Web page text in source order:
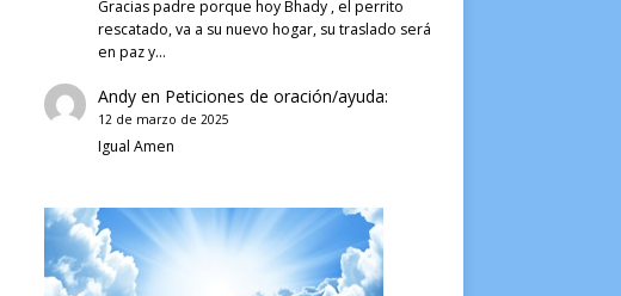
Gracias padre porque hoy Bhady , el perrito
rescatado, va a su nuevo hogar, su traslado será
en paz y…
Andy en Peticiones de oración/ayuda:
12 de marzo de 2025
Igual Amen